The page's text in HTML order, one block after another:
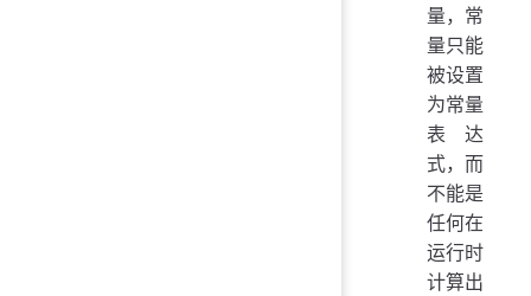
量，常
量只能
被设置
为常量
表达
式，而
不能是
任何在
运行时
计算出